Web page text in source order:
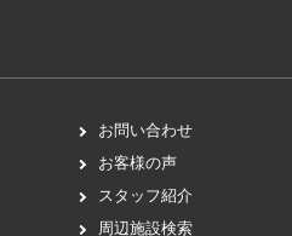
お問い合わせ
お客様の声
スタッフ紹介
周辺施設検索